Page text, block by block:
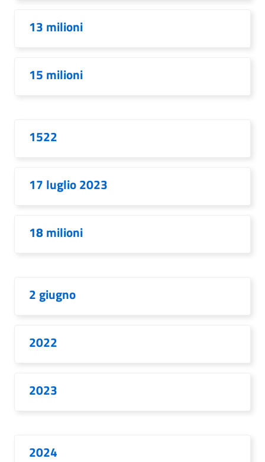
13 milioni
15 milioni
1522
17 luglio 2023
18 milioni
2 giugno
2022
2023
2024